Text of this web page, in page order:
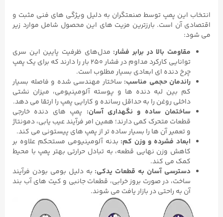
انتخاب این پمپ توسط صنعتگران به دلیل ویژگی ‌های فنی مثبت و
اقتصادی آن است. بارزترین مزیت ‌های این محصول شامل موارد زیر
می‌ شود:
مقاومت بالا در برابر فشار: مدل‌های ظرفیت پایین این سری
توانایی کارکرد مداوم در فشار ۲۵۰ بار را دارند که برای یک پمپ
چرخ ‌دنده ‌ای ابعادی بسیار مطلوب است.
راندمان حجمی مناسب: ساختار مهندسی ‌شده و فاصله بسیار
کم بین لبه دنده ‌ها و پوسته آلومینیومی، میزان نشتی
داخلی روغن را به حداقل رسانده و کارایی پمپ را ارتقا می‌ دهد.
ساختمان ساده و نگهداری آسان: پمپ‌ های دنده خارجی
قطعات متحرک کمی دارند؛ همین امر فرآیند عیب ‌یابی، دمونتاژ
و تعمیر آن‌ ها را بسیار ساده‌ تر از پمپ‌ های پیستونی می‌ کند.
ابعاد فشرده و وزن کم: بدنه آلومینیومی مستحکم علاوه بر
کاهش وزن نهایی قطعه، به تبادل حرارتی بهتر پمپ با محیط
کمک می‌ کند.
دسترسی آسان به قطعات یدکی: به دلیل بومی بودن فرآیند
ساخت، در صورت بروز خرابی، قطعات جانبی و کیت ‌های آب ‌بند
آن به راحتی در بازار یافت می ‌شوند.